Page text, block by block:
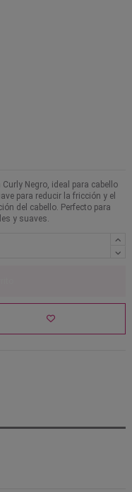
Negro, ideal para cabello
para reducir la fricción y el
del cabello. Perfecto para
y suaves.